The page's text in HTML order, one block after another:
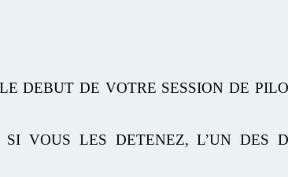
DEBUT DE VOTRE SESSION DE
VOUS LES DETENEZ, L’UN DES